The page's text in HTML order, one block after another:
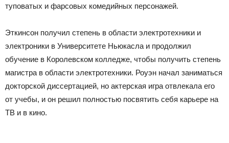
туповатых и фарсовых комедийных персонажей.
Эткинсон получил степень в области электротехники и
электроники в Университете Ньюкасла и продолжил
обучение в Королевском колледже, чтобы получить степень
магистра в области электротехники. Роуэн начал заниматься
докторской диссертацией, но актерская игра отвлекала его
от учебы, и он решил полностью посвятить себя карьере на
ТВ и в кино.